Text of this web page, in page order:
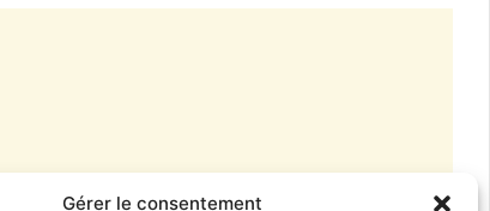
Gérer le consentement